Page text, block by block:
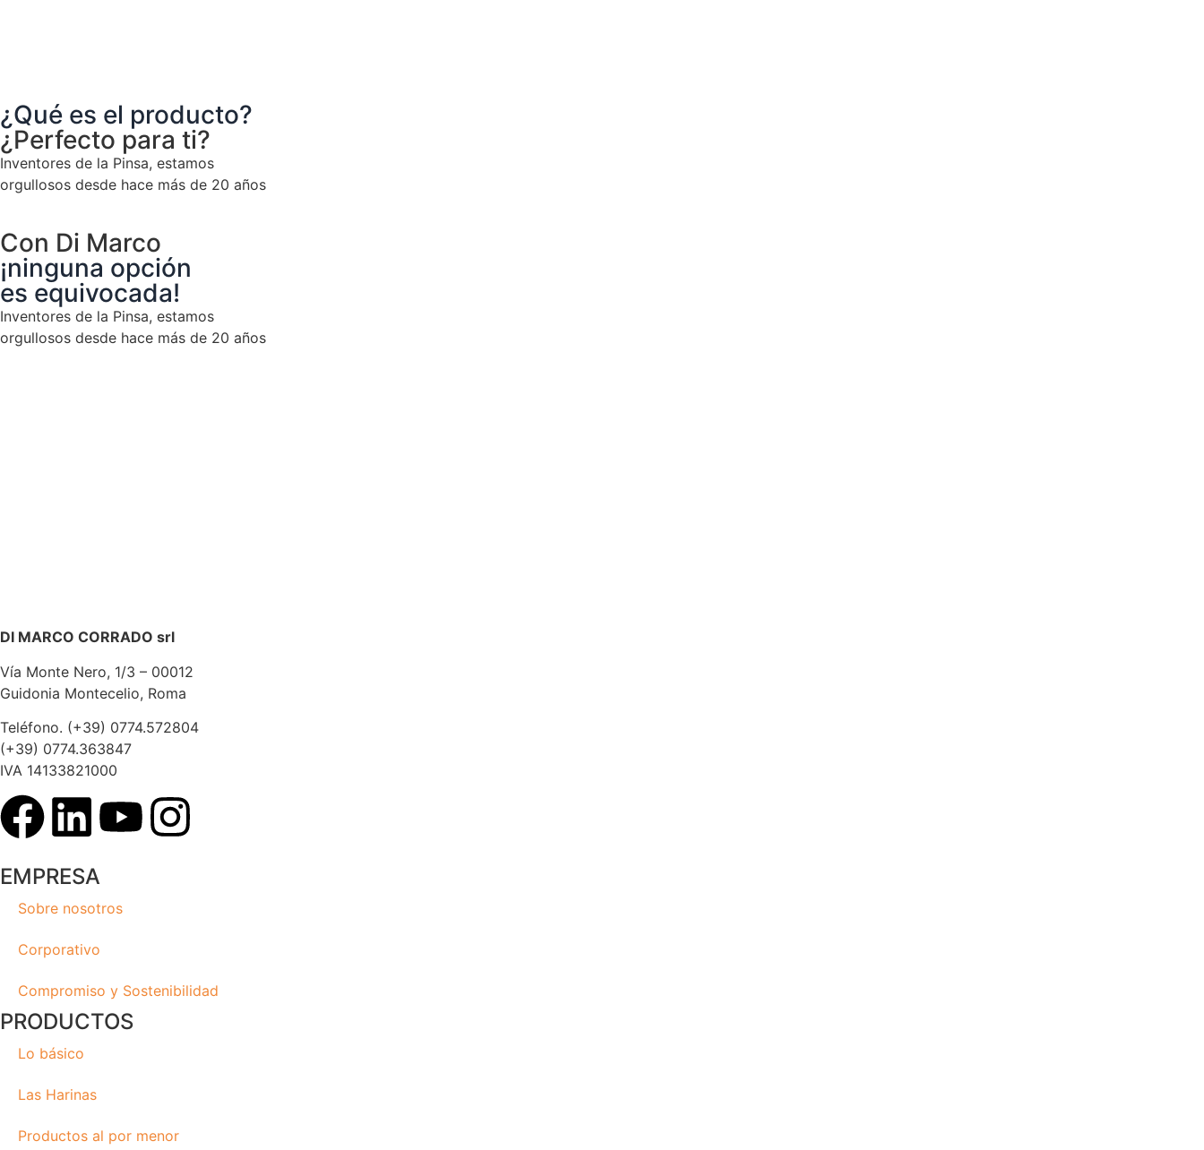
¿Qué es el producto?
¿Perfecto para ti?
Inventores de la Pinsa, estamos
orgullosos desde hace más de 20 años
Con Di Marco
¡ninguna opción
es equivocada!
Inventores de la Pinsa, estamos
orgullosos desde hace más de 20 años
DI MARCO CORRADO srl
Vía Monte Nero, 1/3 – 00012
Guidonia Montecelio, Roma
Teléfono. (+39) 0774.572804
(+39) 0774.363847
IVA 14133821000
EMPRESA
Sobre nosotros
Corporativo
Compromiso y Sostenibilidad
PRODUCTOS
Lo básico
Las Harinas
Productos al por menor